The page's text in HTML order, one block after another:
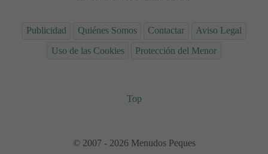
Publicidad Quiénes Somos Contactar
Aviso Legal
Uso de las Cookies
Protección del Menor
Top
© 2007 - 2026 Menudos Peques